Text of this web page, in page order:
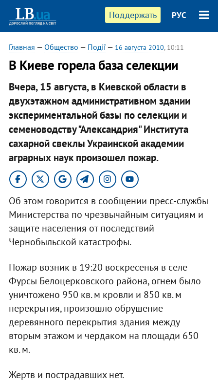
Поддержать РУС
Главная — Общество — Події— 16 августа 2010, 10:11
В Киеве горела база селекции
Вчера, 15 августа, в Киевской области в
двухэтажном административном здании
экспериментальной базы по селекции и
семеноводству "Александрия" Института
сахарной свеклы Украинской академии
аграрных наук произошел пожар.
Об этом говорится в сообщении пресс-службы
Министерства по чрезвычайным ситуациям и
защите населения от последствий
Чернобыльской катастрофы.
Пожар возник в 19:20 воскресенья в селе
Фурсы Белоцерковского района, огнем было
уничтожено 950 кв. м кровли и 850 кв. м
перекрытия, произошло обрушение
деревянного перекрытия здания между
вторым этажом и чердаком на площади 650
кв. м.
Жертв и пострадавших нет.